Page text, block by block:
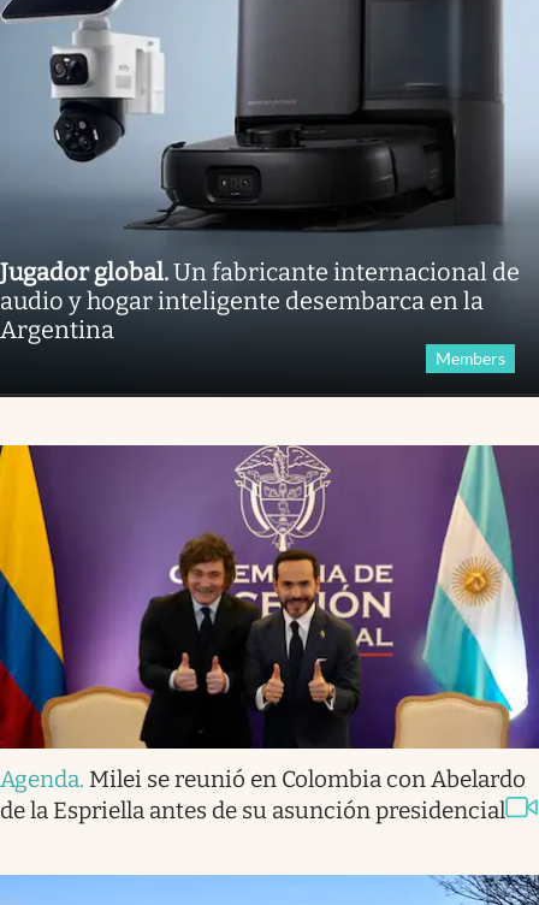
Jugador global.Un fabricante internacional de
audio y hogar inteligente desembarca en la
Argentina
Members
Agenda. Milei se reunió en Colombia con Abelardo
de la Espriella antes de su asunción presidencial